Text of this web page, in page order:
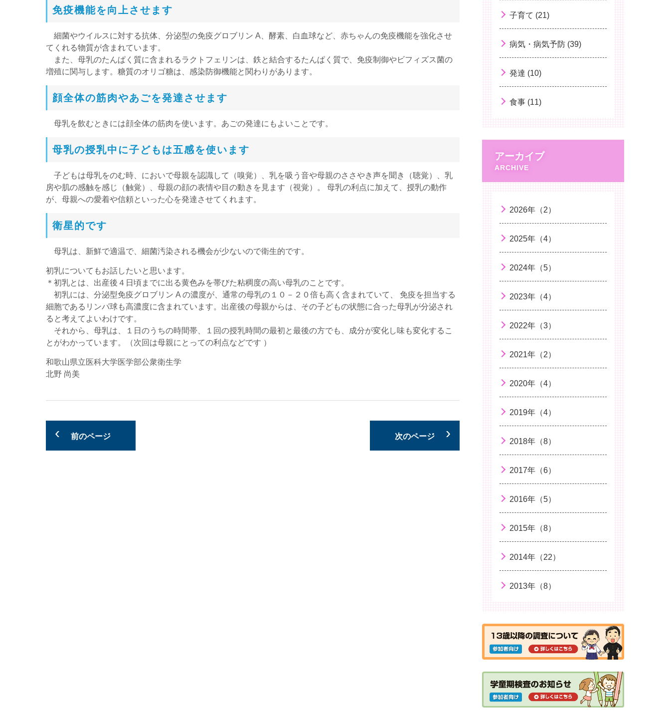
免疫機能を向上させます
細菌やウイルスに対する抗体、分泌型の免疫グロブリン A、酵素、白血球など、赤ちゃんの免疫機能を強化させ
てくれる物質が含まれています。
また、母乳のたんぱく質に含まれるラクトフェリンは、鉄と結合するたんぱく質で、免疫制御やビフィズス菌の
増殖に関与します。糖質のオリゴ糖は、感染防御機能と関わりがあります。
顔全体の筋肉やあごを発達させます
母乳を飲むときには顔全体の筋肉を使います。あごの発達にもよいことです。
母乳の授乳中に子どもは五感を使います
子どもは母乳をのむ時、においで母親を認識して（嗅覚）、乳を吸う音や母親のささやき声を聞き（聴覚）、乳
房や肌の感触を感じ（触覚）、母親の顔の表情や目の動きを見ます（視覚）。 母乳の利点に加えて、授乳の動作
が、母親への愛着や信頼といった心を発達させてくれます。
衛星的です
母乳は、新鮮で適温で、細菌汚染される機会が少ないので衛生的です。
初乳についてもお話したいと思います。
＊初乳とは、出産後４日頃までに出る黄色みを帯びた粘稠度の高い母乳のことです。
初乳には、分泌型免疫グロブリン A の濃度が、通常の母乳の１０－２０倍も高く含まれていて、 免疫を担当する
細胞であるリンパ球も高濃度に含まれています。出産後の母親からは、その子どもの状態に合った母乳が分泌され
ると考えてよいわけです。
それから、母乳は、１日のうちの時間帯、１回の授乳時間の最初と最後の方でも、成分が変化し味も変化するこ
とがわかっています。（次回は母親にとっての利点などです ）
和歌山県立医科大学医学部公衆衛生学
北野 尚美
前のページ 次のページ
熱中症について
HPVワクチン再開！
子どもの夏バテ
子どもの新型コロナウイルス感染症
乳がんの早期発見
小児のレストレスレッグス症候群（む
子どもと海外旅行
を育む～
麻しん（はしか）
相手の気持ちを考えられるようになる
手洗い
病院へ行く前の心の準備
こどもの便秘について
捻挫について
幼児期のことばの発達
夏に流行する感染症
虫刺され
B型肝炎ワクチンについて知ろう
止
食中毒に気をつけよう
子どもの衣服選びについて
今から始める！「子どもの喫煙予防と
病気の予防」
熱中症に気をつけよう
子育て (21)
病気・病気予防 (39)
発達 (10)
食事 (11)
アーカイブ
2026年（2）
2025年（4）
2024年（5）
2023年（4）
2022年（3）
2021年（2）
2020年（4）
2019年（4）
2018年（8）
2017年（6）
2016年（5）
2015年（8）
2014年（22）
2013年（8）